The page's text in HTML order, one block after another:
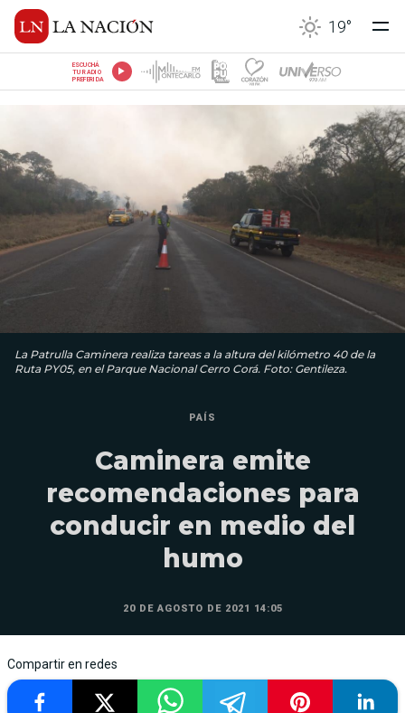
19°
ESCUCHÁ
TU RADIO
PREFERIDA
La Patrulla Caminera realiza tareas a la altura del kilómetro 40 de la
Ruta PY05, en el Parque Nacional Cerro Corá. Foto: Gentileza.
PAÍS
Caminera emite
recomendaciones para
conducir en medio del
humo
20 DE AGOSTO DE 2021 14:05
Compartir en redes